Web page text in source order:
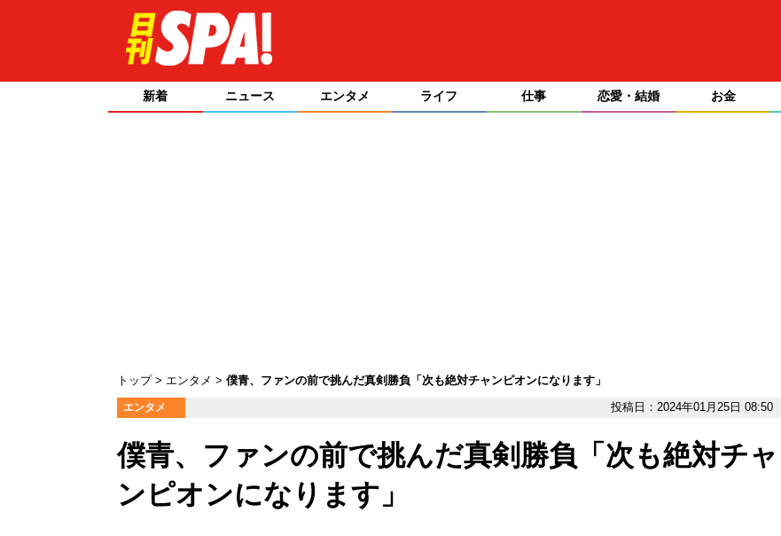
新着 ニュース エンタメ ライフ 仕事 恋愛・結婚 お金
トップ エンタメ 僕青、ファンの前で挑んだ真剣勝負「次も絶対チャンピオンになります」
エンタメ 投稿日：2024年01月25日 08:50
僕青、ファンの前で挑んだ真剣勝負「次も絶対チャ
ンピオンになります」